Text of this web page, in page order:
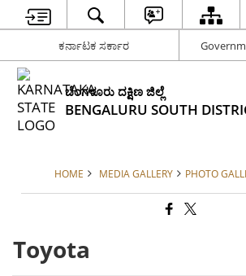
ಕರ್ನಾಟಕ ಸರ್ಕಾರ
ಬೆಂಗಳೂರು ದಕ್ಷಿಣ ಜಿಲ್ಲೆ
BENGALURU SOUTH
HOME MEDIA GALLERY PHOTO
Toyota